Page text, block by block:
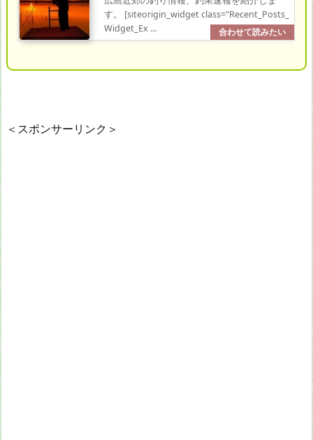
す。 [siteorigin_widget class="Recent_Posts_
Widget_Ex ...
＜スポンサーリンク＞